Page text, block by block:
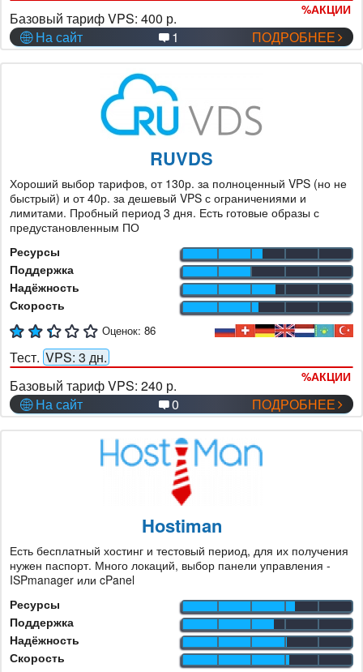
АКЦИИ
%
Базовый тариф VPS: 400 р.
На сайт
1 ПОДРОБНЕЕ
RUVDS
Хороший выбор тарифов, от 130р. за полноценный VPS (но не
быстрый) и от 40р. за дешевый VPS с ограничениями и
лимитами. Пробный период 3 дня. Есть готовые образы с
предустановленным ПО
Ресурсы
Поддержка
Надёжность
Скорость
Оценок: 86
Тест. VPS: 3 дн.
АКЦИИ
%
Базовый тариф VPS: 240 р.
На сайт
0 ПОДРОБНЕЕ
Hostiman
Есть бесплатный хостинг и тестовый период, для их получения
нужен паспорт. Много локаций, выбор панели управления -
ISPmanager или cPanel
Ресурсы
Поддержка
Надёжность
Скорость